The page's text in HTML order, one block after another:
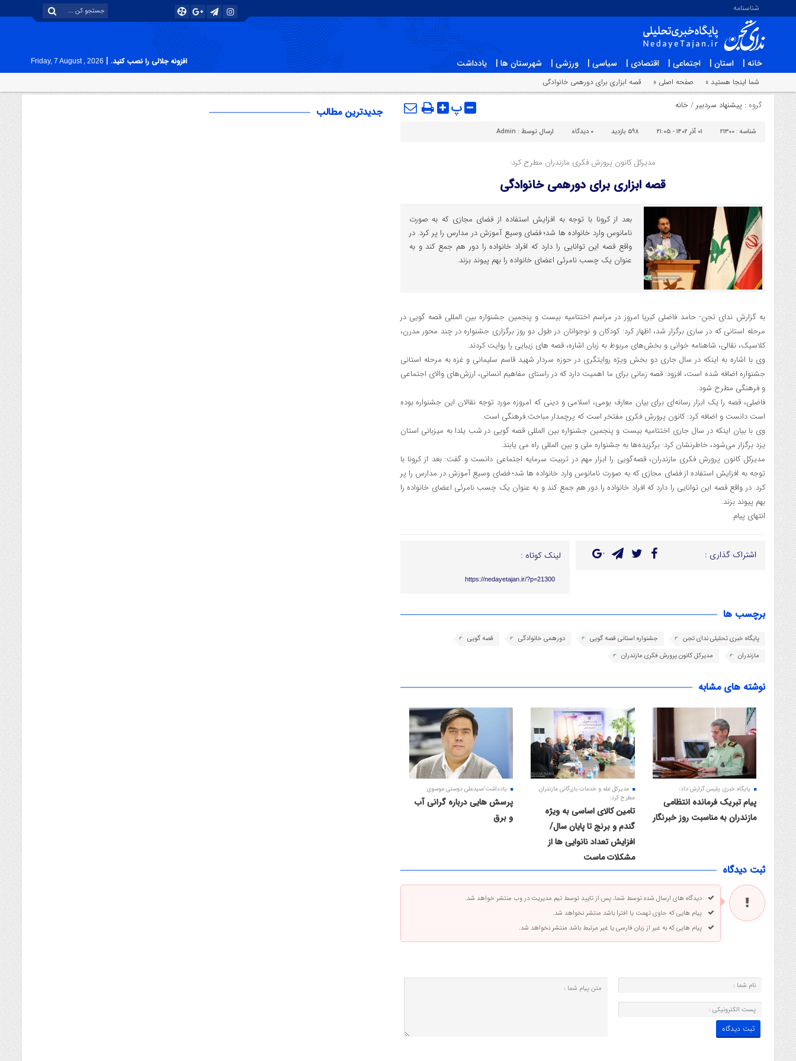
شناسنامه
خانه | استان | اجتماعی | اقتصادی | سیاسی | ورزشی | شهرستان ها | یادداشت افزونه جلالی را نصب کنید. |
Friday, 7 August , 2026
شما اینجا هستید » صفحه اصلی » قصه ابزاری برای دورهمی خانوادگی
گروه : پیشنهاد سردبیر /خانه پ
شناسه : ۲۱۳۰۰ ۰۱ آذر ۱۴۰۲ - ۲۱:۰۵ ۵۹۸ بازدید ۰ دیدگاه ارسال توسط : Admin
مدیرکل کانون پرورش فکری مازندران مطرح کرد:
قصه ابزاری برای دورهمی خانوادگی
بعد از کرونا با توجه به افزایش استفاده از فضای مجازی که به صورت
نامانوس وارد خانواده ها شد؛ فضای وسیع آموزش در مدارس را پر کرد. در
واقع قصه این توانایی را دارد که افراد خانواده را دور هم جمع کند و به
عنوان یک چسب نامرئی اعضای خانواده را بهم پیوند بزند.
به گزارش ندای تجن- حامد فاضلی کبریا امروز در مراسم اختتامیه بیست و پنجمین جشنواره بین المللی قصه گویی در
مرحله استانی که در ساری برگزار شد، اظهار کرد: کودکان و نوجوانان در طول دو روز برگزاری جشنواره در چند محور مدرن،
کلاسیک، نقالی، شاهنامه خوانی و بخش‌های مربوط به زبان اشاره، قصه های زیبایی را روایت کردند.
وی با اشاره به اینکه در سال جاری دو بخش ویژه روایتگری در حوزه سردار شهید قاسم سلیمانی و غزه به مرحله استانی
جشنواره اضافه شده است، افزود: قصه زمانی برای ما اهمیت دارد که در راستای مفاهیم انسانی، ارزش‌های والای اجتماعی
و فرهنگی مطرح شود.
فاضلی، قصه را یک ابزار رسانه‌ای برای بیان معارف بومی، اسلامی و دینی که امروزه مورد توجه نقالان این جشنواره بوده
است دانست و اضافه کرد: کانون پرورش فکری مفتخر است که پرچمدار مباحث فرهنگی است.
وی با بیان اینکه در سال جاری اختتامیه بیست و پنجمین جشنواره بین المللی قصه گویی در شب یلدا به میزبانی استان
یزد برگزار می‌شود، خاطرنشان کرد: برگزیده‌ها به جشنواره ملی و بین المللی راه می یابند.
مدیرکل کانون پرورش فکری مازندران، قصه‌گویی را ابزار مهم در تربیت سرمایه اجتماعی دانست و گفت: بعد از کرونا با
توجه به افزایش استفاده از فضای مجازی که به صورت نامانوس وارد خانواده ها شد؛ فضای وسیع آموزش در مدارس را پر
کرد. در واقع قصه این توانایی را دارد که افراد خانواده را دور هم جمع کند و به عنوان یک چسب نامرئی اعضای خانواده را
بهم پیوند بزند.
انتهای پیام
اشتراک گذاری : لینک کوتاه :
https://nedayetajan.ir/?p=21300
برچسب ها
پایگاه خبری تحلیلی ندای تجن جشنواره استانی قصه گویی دورهمی خانوادگی
قصه گویی
مازندران
مدیرکل کانون پرورش فکری مازندران
نوشته های مشابه
پایگاه خبری پلیس گزارش داد:
پیام تبریک فرمانده انتظامی
مازندران به مناسبت روز خبرنگار
مدیرکل غله و خدمات بازرگانی مازندران
مطرح کرد:
تامین کالای اساسی به ویژه
گندم و برنج تا پایان سال/
افزایش تعداد نانوایی ها از
مشکلات ماست
یادداشت/سیدعلی دوستی موسوی
پرسش هایی درباره گرانی آب
و برق
ثبت دیدگاه
دیدگاه های ارسال شده توسط شما، پس از تایید توسط تیم مدیریت در وب منتشر خواهد شد.
پیام هایی که حاوی تهمت یا افترا باشد منتشر نخواهد شد.
پیام هایی که به غیر از زبان فارسی یا غیر مرتبط باشد منتشر نخواهد شد.
جدیدترین مطالب